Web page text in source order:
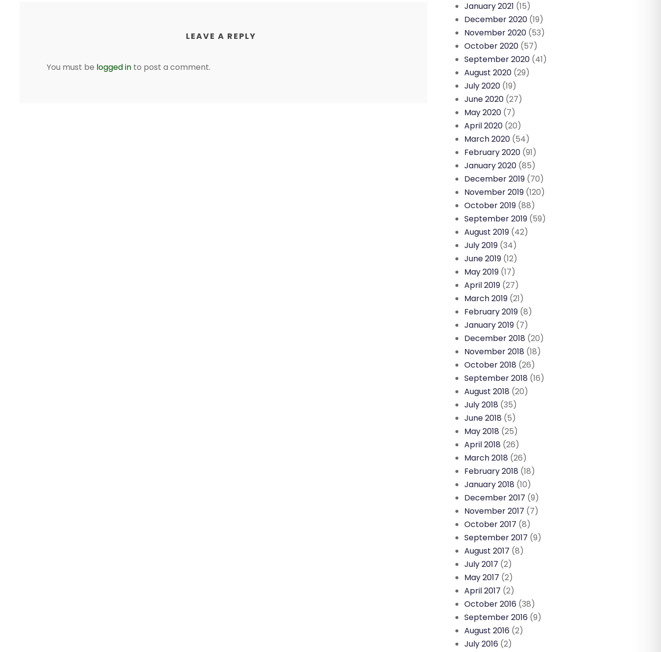
LEAVE A REPLY
You must be logged in to post a comment.
January 2021 (15)
December 2020 (19)
November 2020 (53)
October 2020 (57)
September 2020 (41)
August 2020 (29)
July 2020 (19)
June 2020 (27)
May 2020 (7)
April 2020 (20)
March 2020 (54)
February 2020 (91)
January 2020 (85)
December 2019 (70)
November 2019 (120)
October 2019 (88)
September 2019 (59)
August 2019 (42)
July 2019 (34)
June 2019 (12)
May 2019 (17)
April 2019 (27)
March 2019 (21)
February 2019 (8)
January 2019 (7)
December 2018 (20)
November 2018 (18)
October 2018 (26)
September 2018 (16)
August 2018 (20)
July 2018 (35)
June 2018 (5)
May 2018 (25)
April 2018 (26)
March 2018 (26)
February 2018 (18)
January 2018 (10)
December 2017 (9)
November 2017 (7)
October 2017 (8)
September 2017 (9)
August 2017 (8)
July 2017 (2)
May 2017 (2)
April 2017 (2)
October 2016 (38)
September 2016 (9)
August 2016 (2)
July 2016 (2)